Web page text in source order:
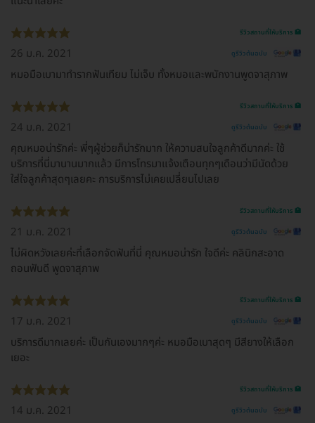
รีวิวสถานที่ให้บริการ 🏥
26 ม.ค. 2021 ดูรีวิวต้นฉบับ
หมอมือเบามาทำรากฟันเทียม ไม่เจ็บ ทั้งหมอและพนักงานพูดจาสุภาพ
รีวิวสถานที่ให้บริการ 🏥
24 ม.ค. 2021 ดูรีวิวต้นฉบับ
คุณหมอน่ารักค่ะ พี่ๆผู้ช่วยก็น่ารักมาก ให้ความสนใจลูกค้าดีมากค่ะ ใช้
บริการที่นี่มานานมากแล้ว มีการโทรมาแจ้งเตือนทุกๆเดือนว่ามีนัดด้วย
ใส่ใจลูกค้าสุดๆเลยคะ การบริการไม่เคยเปลี่ยนไปเลย
รีวิวสถานที่ให้บริการ 🏥
21 ม.ค. 2021 ดูรีวิวต้นฉบับ
ไม่ผิดหวังเลยค่ะที่เลือกจัดฟันที่นี่ คุณหมอน่ารัก ใจดีค่ะ คลินิกสะอาด
ถอนฟันดี พูดจาสุภาพ
รีวิวสถานที่ให้บริการ 🏥
17 ม.ค. 2021 ดูรีวิวต้นฉบับ
บริการดีมากเลยค่ะ เป็นกันเองมากๆค่ะ หมอมือเบาสุดๆ มีสียางให้เลือก
เยอะ
รีวิวสถานที่ให้บริการ 🏥
14 ม.ค. 2021 ดูรีวิวต้นฉบับ